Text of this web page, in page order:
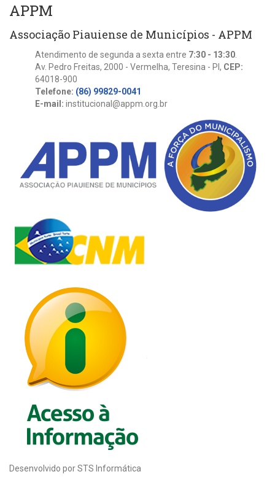
APPM
Associação Piauiense de Municípios - APPM
Atendimento de segunda a sexta entre 7:30 - 13:30.
Av. Pedro Freitas, 2000 - Vermelha, Teresina - PI, CEP:
64018-900
Telefone: (86) 99829-0041
E-mail: institucional@appm.org.br
Desenvolvido por STS Informática